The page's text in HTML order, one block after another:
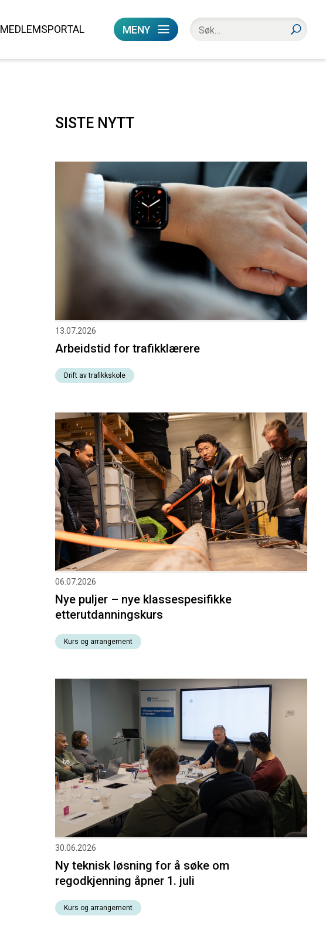
MENY
MEDLEMSPORTAL
SISTE NYTT
13.07.2026
Arbeidstid for trafikklærere
Drift av trafikkskole
06.07.2026
Nye puljer – nye klassespesifikke
etterutdanningskurs
Kurs og arrangement
30.06.2026
Ny teknisk løsning for å søke om
regodkjenning åpner 1. juli
Kurs og arrangement